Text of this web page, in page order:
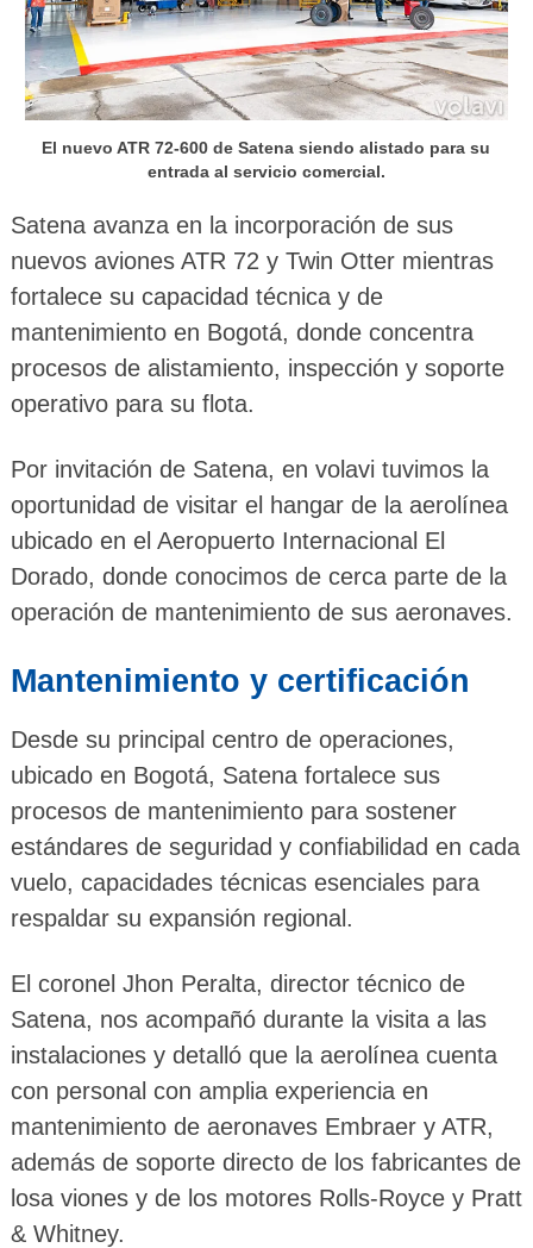
El nuevo ATR 72-600 de Satena siendo alistado para su
entrada al servicio comercial.
Satena avanza en la incorporación de sus
nuevos aviones ATR 72 y Twin Otter mientras
fortalece su capacidad técnica y de
mantenimiento en Bogotá, donde concentra
procesos de alistamiento, inspección y soporte
operativo para su flota.
Por invitación de Satena, en volavi tuvimos la
oportunidad de visitar el hangar de la aerolínea
ubicado en el Aeropuerto Internacional El
Dorado, donde conocimos de cerca parte de la
operación de mantenimiento de sus aeronaves.
Mantenimiento y certificación
Desde su principal centro de operaciones,
ubicado en Bogotá, Satena fortalece sus
procesos de mantenimiento para sostener
estándares de seguridad y confiabilidad en cada
vuelo, capacidades técnicas esenciales para
respaldar su expansión regional.
El coronel Jhon Peralta, director técnico de
Satena, nos acompañó durante la visita a las
instalaciones y detalló que la aerolínea cuenta
con personal con amplia experiencia en
mantenimiento de aeronaves Embraer y ATR,
además de soporte directo de los fabricantes de
losa viones y de los motores Rolls-Royce y Pratt
& Whitney.